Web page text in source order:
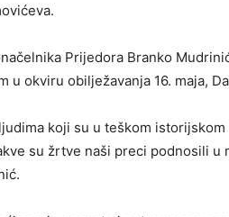
Prijedora Branko
u okviru obilježavanja 16. maja,
koji su u teškom
su žrtve naši preci podnosili u